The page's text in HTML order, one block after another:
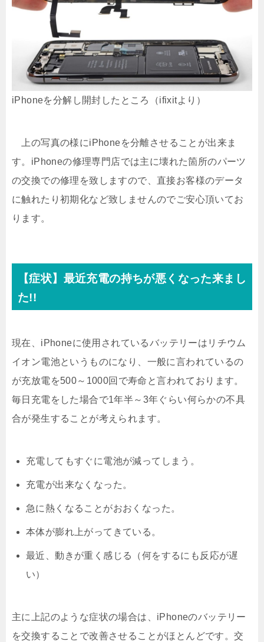
iPhoneを分解し開封したところ（ifixitより）
上の写真の様にiPhoneを分離させることが出来ま
す。iPhoneの修理専門店では主に壊れた箇所のパーツ
の交換での修理を致しますので、直接お客様のデータ
に触れたり初期化など致しませんのでご安心頂いてお
ります。
【症状】最近充電の持ちが悪くなった来まし
た!!
現在、iPhoneに使用されているバッテリーはリチウム
イオン電池というものになり、一般に言われているの
が充放電を500～1000回で寿命と言われております。
毎日充電をした場合で1年半～3年ぐらい何らかの不具
合が発生することが考えられます。
充電してもすぐに電池が減ってしまう。
充電が出来なくなった。
急に熱くなることがおおくなった。
本体が膨れ上がってきている。
最近、動きが重く感じる（何をするにも反応が遅
い）
主に上記のような症状の場合は、iPhoneのバッテリー
を交換することで改善させることがほとんどです。交